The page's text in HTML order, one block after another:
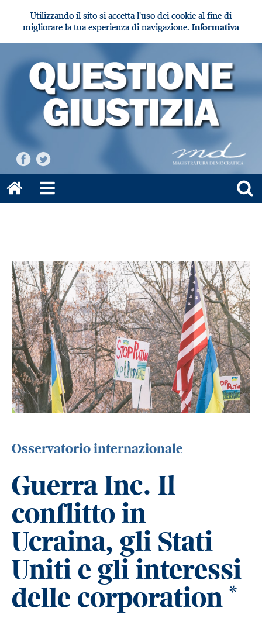
Utilizzando il sito si accetta l'uso dei cookie al fine di
migliorare la tua esperienza di navigazione. Informativa
Osservatorio internazionale
Guerra Inc. Il
conflitto in
Ucraina, gli Stati
Uniti e gli interessi
delle corporation *